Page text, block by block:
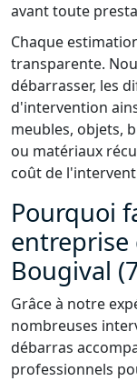
avant toute
Chaque
transparente.
débarrasser, les
d'intervention
meubles, objets,
ou matériaux
coût de
Pourquoi
entreprise
Bougival
Grâce à notre
nombreuses
débarras
professionnels